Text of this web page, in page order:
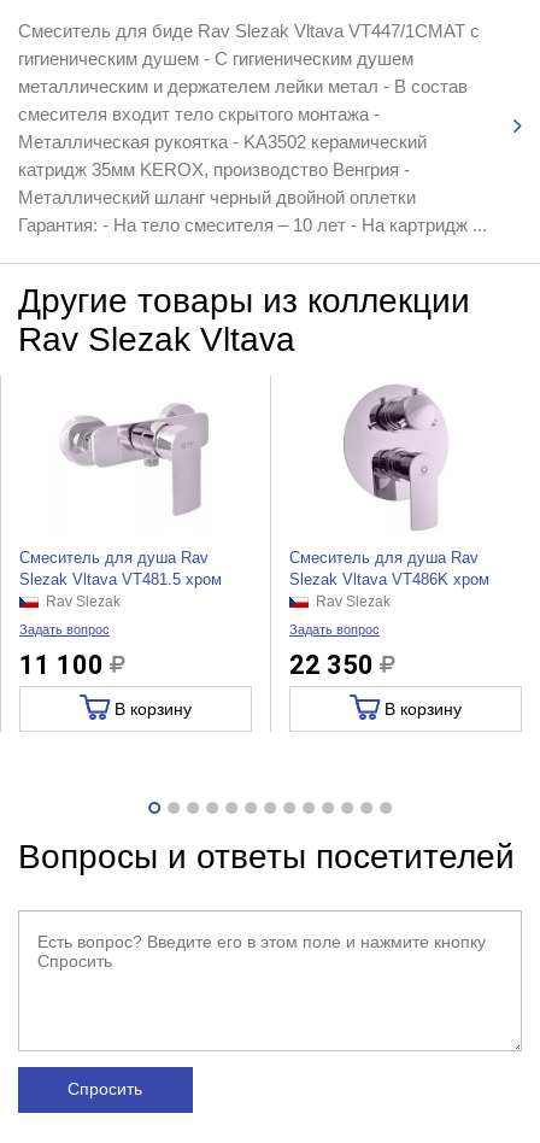
Смеситель для биде Rav Slezak Vltava VT447/1CMAT с
гигиеническим душем - С гигиеническим душем
металлическим и держателем лейки метал - В состав
смесителя входит тело скрытого монтажа -
Металлическая рукоятка - KA3502 керамический
катридж 35мм KEROX, производство Венгрия -
Металлический шланг черный двойной оплетки
Гарантия: - На тело смесителя – 10 лет - На картридж ...
Другие товары из коллекции
Rav Slezak Vltava
Смеситель для душа Rav
Slezak Vltava VT481.5 хром
Rav Slezak
Задать вопрос
11 100
В корзину
Смеситель для душа Rav
Slezak Vltava VT486K хром
Rav Slezak
Задать вопрос
22 350
В корзину
Вопросы и ответы посетителей
Спросить